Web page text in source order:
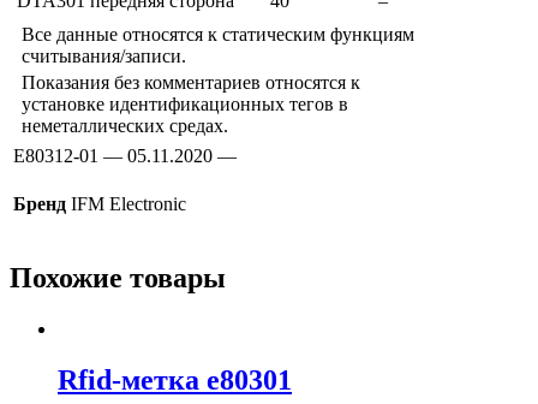
Все данные относятся к статическим функциям
считывания/записи.
Показания без комментариев относятся к
установке идентификационных тегов в
неметаллических средах.
E80312-01 — 05.11.2020 —
Бренд IFM Electronic
Похожие товары
Rfid-метка e80301